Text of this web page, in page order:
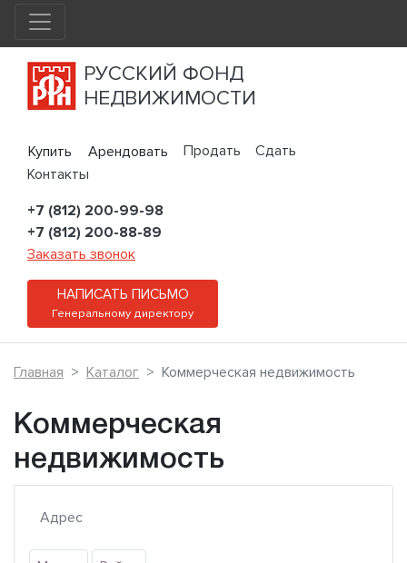
РУССКИЙ ФОНД
НЕДВИЖИМОСТИ
Купить Арендовать Продать
Сдать
Контакты
+7 (812) 200-99-98
+7 (812) 200-88-89
Заказать звонок
НАПИСАТЬ ПИСЬМО
Генеральному директору
Главная Каталог Коммерческая недвижимость
Коммерческая
недвижимость